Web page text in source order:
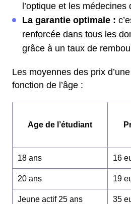
l’optique et les médecines
La garantie optimale :
renforcée dans tous les
grâce à un taux de
Les moyennes des prix
fonction de l’âge :
Age de l’étudiant
18 ans 16
20 ans 19
Jeune actif 25 ans 35